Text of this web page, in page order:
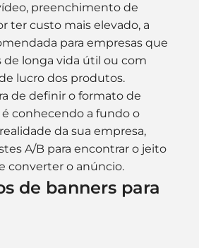
preenchimento de
ter custo mais elevado, a
para empresas que
longa vida útil ou com
lucro dos produtos.
de definir o formato de
conhecendo a fundo o
da sua empresa,
A/B para encontrar o jeito
converter o anúncio.
de banners para